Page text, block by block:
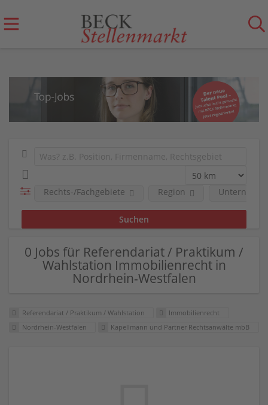
Rechts-/Fachgebiete Region
0 Jobs für Referendariat / Praktikum /
Wahlstation Immobilienrecht in
Nordrhein-Westfalen
Referendariat / Praktikum / Wahlstation
Immobilienrecht
Nordrhein-Westfalen
Kapellmann und Partner Rechtsanwälte mbB